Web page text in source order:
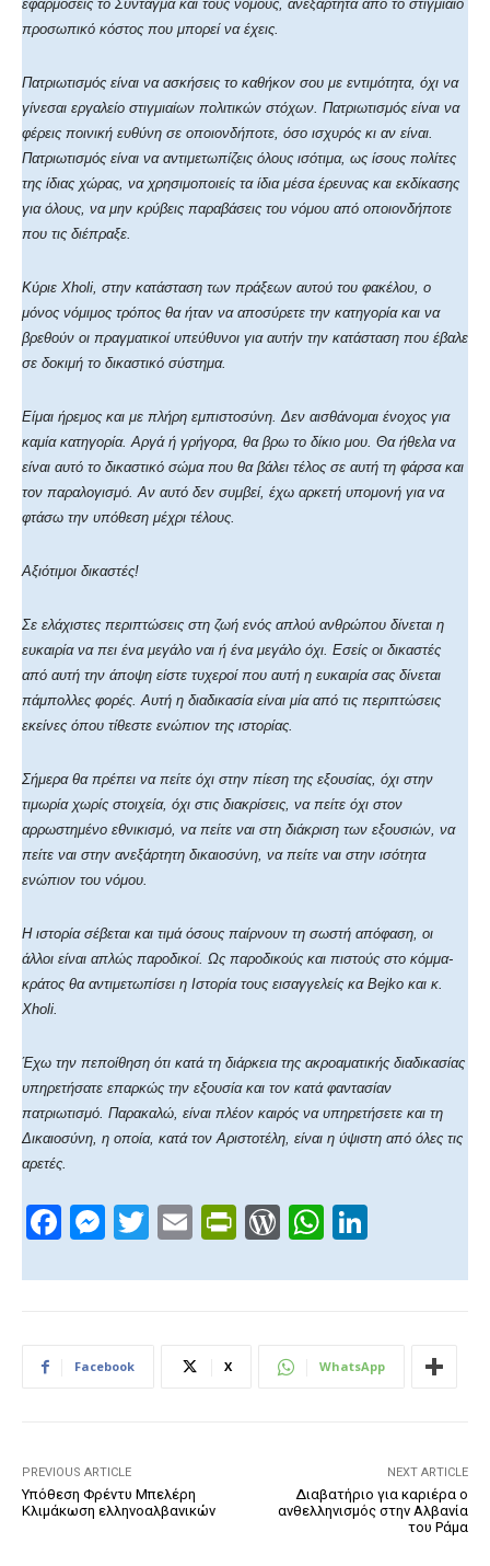
εφαρμόσεις το Σύνταγμα και τους νόμους, ανεξάρτητα από το στιγμιαίο
προσωπικό κόστος που μπορεί να έχεις.
Πατριωτισμός είναι να ασκήσεις το καθήκον σου με εντιμότητα, όχι να
γίνεσαι εργαλείο στιγμιαίων πολιτικών στόχων. Πατριωτισμός είναι να
φέρεις ποινική ευθύνη σε οποιονδήποτε, όσο ισχυρός κι αν είναι.
Πατριωτισμός είναι να αντιμετωπίζεις όλους ισότιμα, ως ίσους πολίτες
της ίδιας χώρας, να χρησιμοποιείς τα ίδια μέσα έρευνας και εκδίκασης
για όλους, να μην κρύβεις παραβάσεις του νόμου από οποιονδήποτε
που τις διέπραξε.
Κύριε Xholi, στην κατάσταση των πράξεων αυτού του φακέλου, ο
μόνος νόμιμος τρόπος θα ήταν να αποσύρετε την κατηγορία και να
βρεθούν οι πραγματικοί υπεύθυνοι για αυτήν την κατάσταση που έβαλε
σε δοκιμή το δικαστικό σύστημα.
Είμαι ήρεμος και με πλήρη εμπιστοσύνη. Δεν αισθάνομαι ένοχος για
καμία κατηγορία. Αργά ή γρήγορα, θα βρω το δίκιο μου. Θα ήθελα να
είναι αυτό το δικαστικό σώμα που θα βάλει τέλος σε αυτή τη φάρσα και
τον παραλογισμό. Αν αυτό δεν συμβεί, έχω αρκετή υπομονή για να
φτάσω την υπόθεση μέχρι τέλους.
Αξιότιμοι δικαστές!
Σε ελάχιστες περιπτώσεις στη ζωή ενός απλού ανθρώπου δίνεται η
ευκαιρία να πει ένα μεγάλο ναι ή ένα μεγάλο όχι. Εσείς οι δικαστές
από αυτή την άποψη είστε τυχεροί που αυτή η ευκαιρία σας δίνεται
πάμπολλες φορές. Αυτή η διαδικασία είναι μία από τις περιπτώσεις
εκείνες όπου τίθεστε ενώπιον της ιστορίας.
Σήμερα θα πρέπει να πείτε όχι στην πίεση της εξουσίας, όχι στην
τιμωρία χωρίς στοιχεία, όχι στις διακρίσεις, να πείτε όχι στον
αρρωστημένο εθνικισμό, να πείτε ναι στη διάκριση των εξουσιών, να
πείτε ναι στην ανεξάρτητη δικαιοσύνη, να πείτε ναι στην ισότητα
ενώπιον του νόμου.
Η ιστορία σέβεται και τιμά όσους παίρνουν τη σωστή απόφαση, οι
άλλοι είναι απλώς παροδικοί. Ως παροδικούς και πιστούς στο κόμμα-
κράτος θα αντιμετωπίσει η Ιστορία τους εισαγγελείς κα Bejko και κ.
Xholi.
Έχω την πεποίθηση ότι κατά τη διάρκεια της ακροαματικής διαδικασίας
υπηρετήσατε επαρκώς την εξουσία και τον κατά φαντασίαν
πατριωτισμό. Παρακαλώ, είναι πλέον καιρός να υπηρετήσετε και τη
Δικαιοσύνη, η οποία, κατά τον Αριστοτέλη, είναι η ύψιστη από όλες τις
αρετές.
F
c
b
k
M
ss
n
T
tt
E
ail
Pr
tF
W
d
e
W
at
A
k
dI
Facebook X WhatsApp
PREVIOUS ARTICLE
Υπόθεση Φρέντυ Μπελέρη
Κλιμάκωση ελληνοαλβανικών
NEXT ARTICLE
Διαβατήριο για καριέρα ο
ανθελληνισμός στην Αλβανία
του Ράμα